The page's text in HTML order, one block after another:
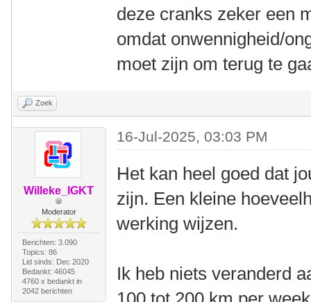
deze cranks zeker een
omdat onwennigheid/
moet zijn om terug te
Zoek
Willeke_IGKT
Moderator
Berichten: 3.090
Topics: 86
Lid sinds: Dec 2020
Bedankt: 46045
4760 x bedankt in
2042 berichten
16-Jul-2025, 03:03 PM
Het kan heel goed dat
zijn. Een kleine
werking wijzen.
Ik heb niets veranderd